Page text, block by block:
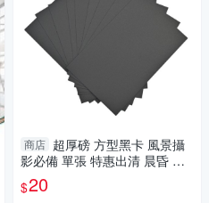
商店 超厚磅 方型黑卡 風景攝
影必備 單張 特惠出清 晨昏 德
寶光學
$20